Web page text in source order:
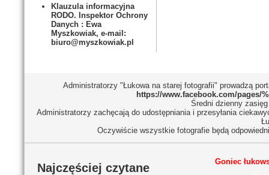
Klauzula informacyjna
RODO. Inspektor Ochrony
Danych : Ewa
Myszkowiak, e-mail:
biuro@myszkowiak.pl
Administratorzy "Łukowa na starej fotografii" prowadzą
https://www.facebook.com/pages/
Średni dzienny
Administratorzy zachęcają do udostępniania i przesyłania
Oczywiście wszystkie fotografie będą
Najczęściej czytane Goniec